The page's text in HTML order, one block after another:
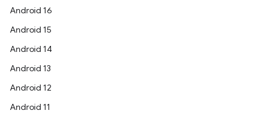
Android 16
Android 15
Android 14
Android 13
Android 12
Android 11